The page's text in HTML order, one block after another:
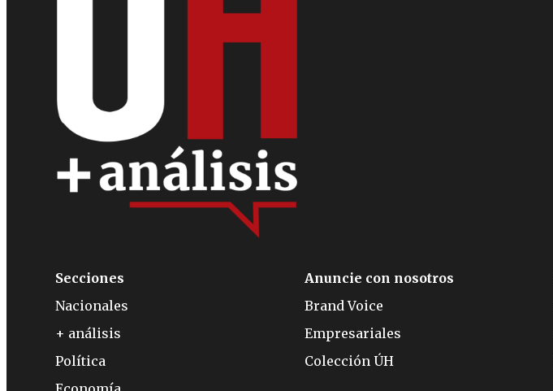
Secciones
Nacionales
+ análisis
Política
Anuncie con nosotros
Brand Voice
Empresariales
Colección ÚH